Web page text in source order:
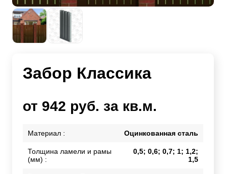
Забор Классика
от 942 руб. за кв.м.
Материал : Оцинкованная сталь
Толщина ламели и рамы
(мм) :
0,5; 0,6; 0,7; 1; 1,2;
1,5